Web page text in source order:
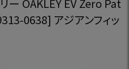
0638] アジアンフィッ